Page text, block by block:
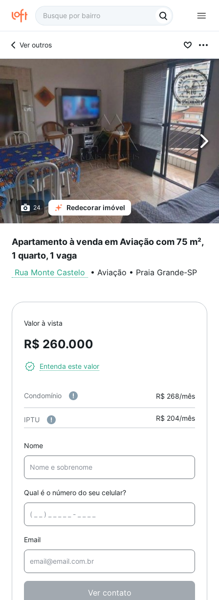
Ver outros
24 Redecorar imóvel
Apartamento à venda em Aviação com 75 m²,
1 quarto, 1 vaga
Rua Monte Castelo • Aviação • Praia Grande-SP
Valor à vista
R$ 260.000
Entenda este valor
Condomínio R$ 268/mês
IPTU R$ 204/mês
Nome
Qual é o número do seu celular?
Email
Ver contato